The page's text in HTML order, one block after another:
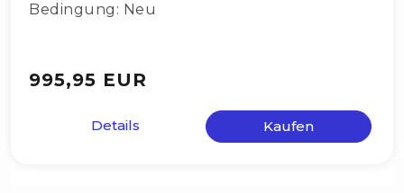
Bedingung: Neu
995,95 EUR
Details Kaufen